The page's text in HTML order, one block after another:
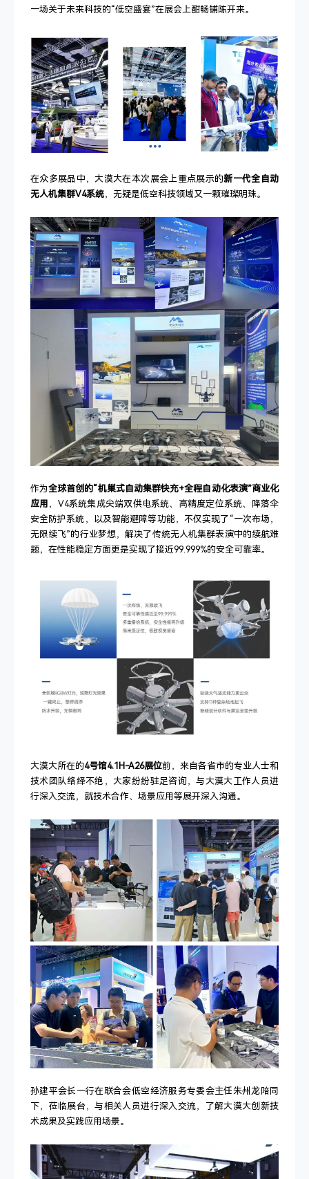
一场关于未来科技的“低空盛宴”在展会上酣畅铺陈开来。
在众多展品中，大漠大在本次展会上重点展示的新一代全自动
无人机集群V4系统，无疑是低空科技领域又一颗璀璨明珠。
作为全球首创的“机巢式自动集群快充+全程自动化表演”商业化
应用 ，V4系统集成尖端双供电系统、高精度定位系统、降落伞
安全防护系统，以及智能避障等功能，不仅实现了“一次布场，
无限续飞”的行业梦想，解决了传统无人机集群表演中的续航难
题，在性能稳定方面更是实现了接近99.999%的安全可靠率。
大漠大所在的4号馆4.1H-A26展位前，来自各省市的专业人士和
技术团队络绎不绝，大家纷纷驻足咨询，与大漠大工作人员进
行深入交流，就技术合作、场景应用等展开深入沟通。
孙建平会长一行在联合会低空经济服务专委会主任朱州龙陪同
下，莅临展台，与相关人员进行深入交流，了解大漠大创新技
术成果及实践应用场景。